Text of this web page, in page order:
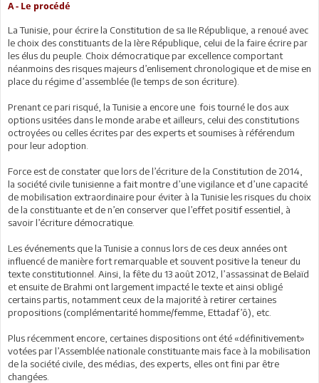
A - Le procédé
La Tunisie, pour écrire la Constitution de sa IIe République, a renoué avec
le choix des constituants de la Ière République, celui de la faire écrire par
les élus du peuple. Choix démocratique par excellence comportant
néanmoins des risques majeurs d’enlisement chronologique et de mise en
place du régime d’assemblée (le temps de son écriture).
Prenant ce pari risqué, la Tunisie a encore une fois tourné le dos aux
options usitées dans le monde arabe et ailleurs, celui des constitutions
octroyées ou celles écrites par des experts et soumises à référendum
pour leur adoption.
Force est de constater que lors de l’écriture de la Constitution de 2014,
la société civile tunisienne a fait montre d’une vigilance et d’une capacité
de mobilisation extraordinaire pour éviter à la Tunisie les risques du choix
de la constituante et de n’en conserver que l’effet positif essentiel, à
savoir l’écriture démocratique.
Les événements que la Tunisie a connus lors de ces deux années ont
influencé de manière fort remarquable et souvent positive la teneur du
texte constitutionnel. Ainsi, la fête du 13 août 2012, l’assassinat de Belaïd
et ensuite de Brahmi ont largement impacté le texte et ainsi obligé
certains partis, notamment ceux de la majorité à retirer certaines
propositions (complémentarité homme/femme, Ettadaf’ô), etc.
Plus récemment encore, certaines dispositions ont été «définitivement»
votées par l’Assemblée nationale constituante mais face à la mobilisation
de la société civile, des médias, des experts, elles ont fini par être
changées.